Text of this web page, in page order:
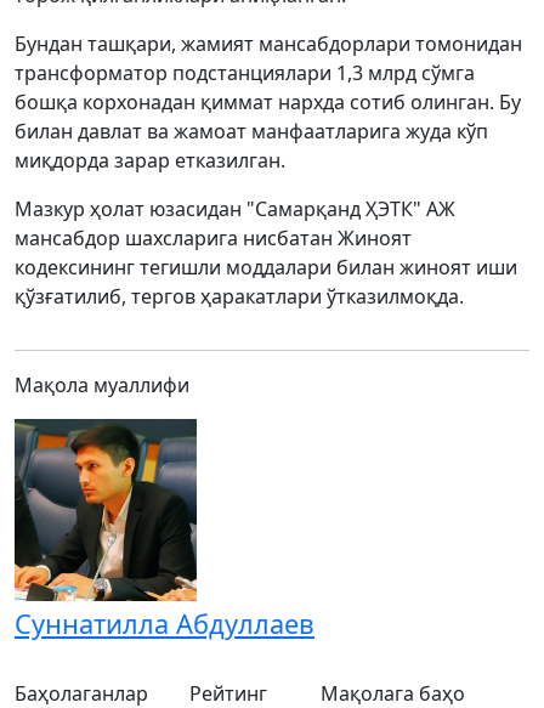
Бундан ташқари, жамият мансабдорлари томонидан
трансформатор подстанциялари 1,3 млрд сўмга
бошқа корхонадан қиммат нархда сотиб олинган. Бу
билан давлат ва жамоат манфаатларига жуда кўп
миқдорда зарар етказилган.
Мазкур ҳолат юзасидан "Самарқанд ҲЭТК" АЖ
мансабдор шахсларига нисбатан Жиноят
кодексининг тегишли моддалари билан жиноят иши
қўзғатилиб, тергов ҳаракатлари ўтказилмоқда.
Мақола муаллифи
Суннатилла Абдуллаев
Баҳолаганлар
Рейтинг
Мақолага баҳо